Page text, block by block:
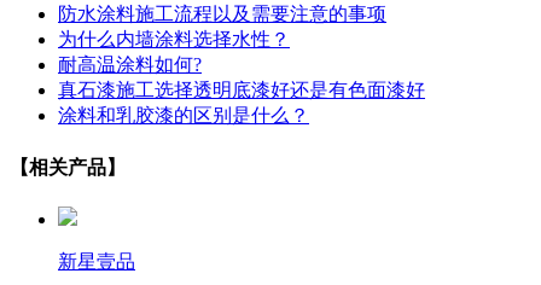
防水涂料施工流程以及需要注意的事项
为什么内墙涂料选择水性？
耐高温涂料如何?
真石漆施工选择透明底漆好还是有色面漆好
涂料和乳胶漆的区别是什么？
【相关产品】
新星壹品